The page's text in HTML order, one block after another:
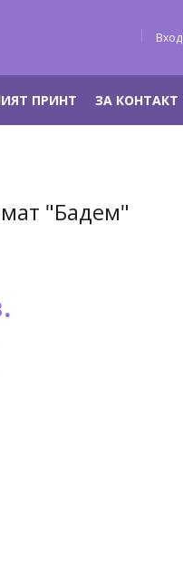
Вход
ПРИНТ ЗА КОНТАКТ
"Бадем"